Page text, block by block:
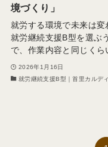
境づくり」
就労する環境で未来は変
就労継続支援B型を選ぶ
で、作業内容と同じくら
2026年1月16日
就労継続支援B型｜首里カルデ